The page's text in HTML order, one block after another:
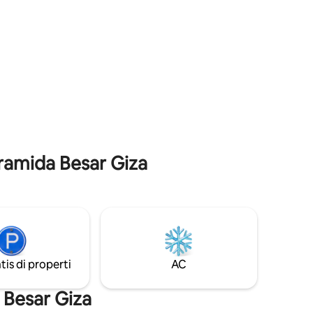
Besar Giza
di properti AC
Giza